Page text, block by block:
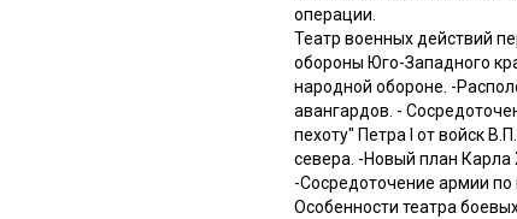
операции.
Театр военных действий
обороны Юго-Западного
народной обороне. -
авангардов. -
пехоту" Петра I от войск
севера. -Новый план
-Сосредоточение армии
Особенности театра